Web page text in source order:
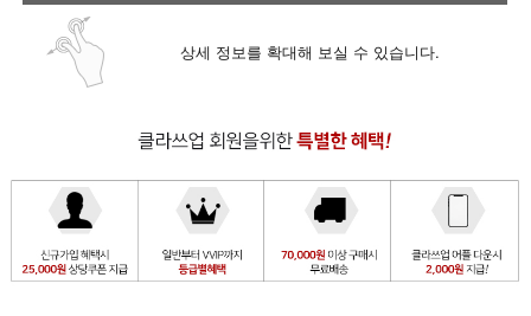
상세 정보를 확대해 보실 수 있습니다.